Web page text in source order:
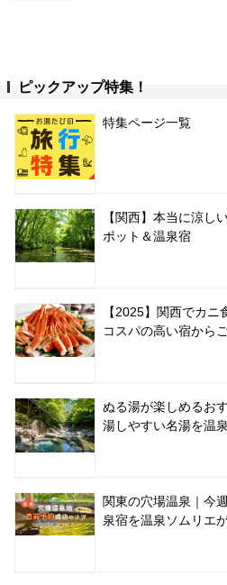
ピックアップ特集！
特集ページ一覧
【関西】本当に涼
ポット＆温泉宿
【2025】関西でカニ
コスパの高い宿から
ぬる湯が楽しめるお
湯しやすい名湯を温
関東の穴場温泉｜今
泉宿を温泉ソムリエ